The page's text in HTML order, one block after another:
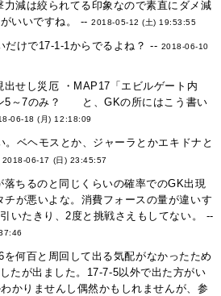
力減は絞られてる印象なので素直にダメ減
いいですね。 --2018-05-12 (土) 19:53:55
だけで17-1-1からでるよね？ -- 2018-06-10
出せし災厄 ・MAP17「エビルゲート内
5～7のみ？ と、GKの所にはこう書い
06-18 (月) 12:18:09
。ベヘモスとか、ジャーラとかエキドナと
2018-06-17 (日) 23:45:57
落ちるのと同じくらいの確率でのGK出現
チが悪いよな。消費フォースの量が違いす
いたきり、2度と挑戦さえもしてない。 --
何百と周回して出る気配がなかったため
たが出ました。17-7-5以外で出た方がい
かりませんし偶然かもしれませんが、参